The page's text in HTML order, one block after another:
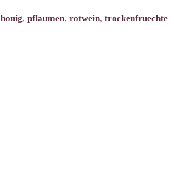
honig, pflaumen, rotwein, trockenfruechte